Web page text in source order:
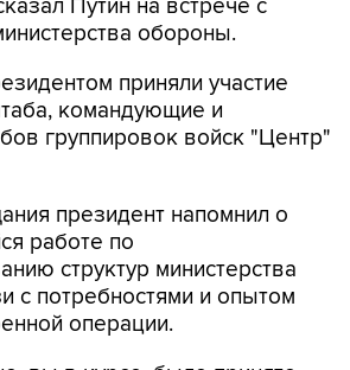
приняли участие
группировок войск "Центр"
президент напомнил о
структур министерства
с потребностями и опытом
операции.
вы в курсе, было принято